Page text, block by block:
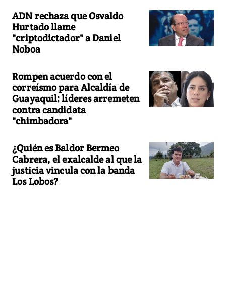
ADN rechaza que Osvaldo
Hurtado llame
"criptodictador" a Daniel
Noboa
Rompen acuerdo con el
correísmo para Alcaldía de
Guayaquil: líderes arremeten
contra candidata
"chimbadora"
¿Quién es Baldor Bermeo
Cabrera, el exalcalde al que la
justicia vincula con la banda
Los Lobos?